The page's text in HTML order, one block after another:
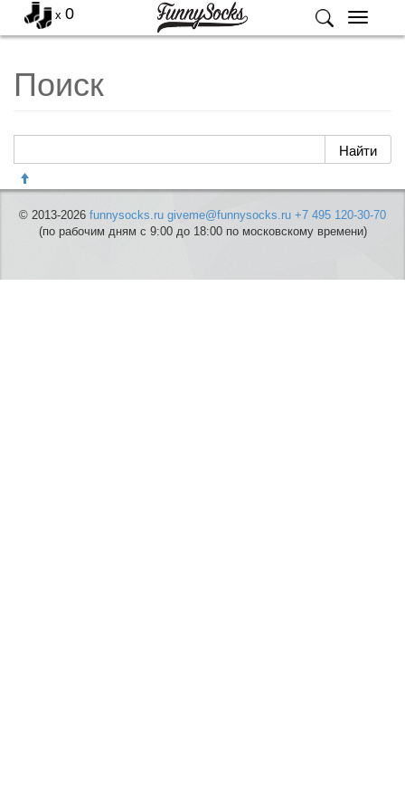
Меню
x 0
Поиск
© 2013-2026 funnysocks.ru giveme@funnysocks.ru +7 495 120-30-70
(по рабочим дням с 9:00 до 18:00 по московскому времени)